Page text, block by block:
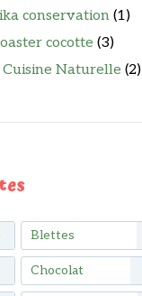
conservation (1)
cocotte (3)
Cuisine Naturelle (2)
Blettes
Chocolat